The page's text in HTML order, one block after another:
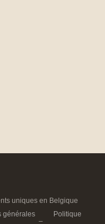
uniques en Belgique
générales
–
Politique